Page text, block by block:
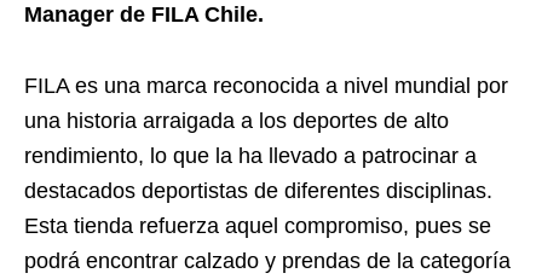
Manager de FILA Chile.
FILA es una marca reconocida a nivel mundial por
una historia arraigada a los deportes de alto
rendimiento, lo que la ha llevado a patrocinar a
destacados deportistas de diferentes disciplinas.
Esta tienda refuerza aquel compromiso, pues se
podrá encontrar calzado y prendas de la categoría